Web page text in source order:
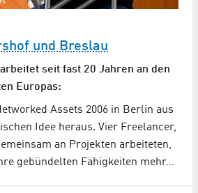
und Breslau
seit fast 20 Jahren an den
Europas:
Assets 2006 in Berlin aus
Idee heraus. Vier Freelancer,
an Projekten arbeiteten,
gebündelten Fähigkeiten mehr…